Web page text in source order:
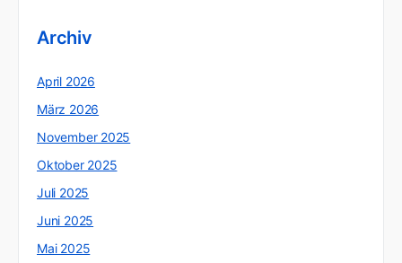
Archiv
April 2026
März 2026
November 2025
Oktober 2025
Juli 2025
Juni 2025
Mai 2025